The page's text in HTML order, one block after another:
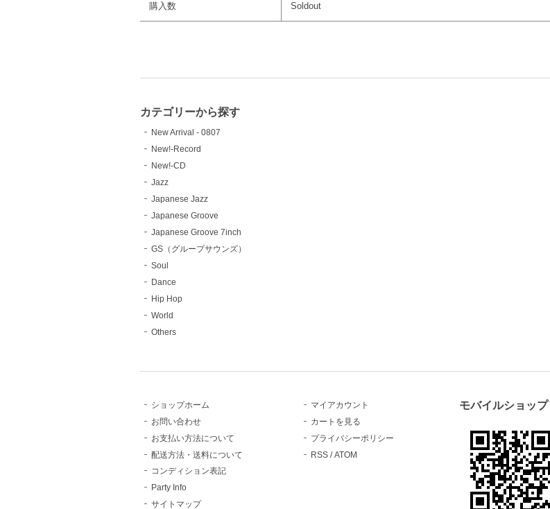
購入数 Soldout
カテゴリーから探す
New Arrival - 0807
New!-Record
New!-CD
Jazz
Japanese Jazz
Japanese Groove
Japanese Groove 7inch
GS（グループサウンズ）
Soul
Dance
Hip Hop
World
Others
ショップホーム
お問い合わせ
お支払い方法について
配送方法・送料について
コンディション表記
Party Info
サイトマップ
マイアカウント
カートを見る
プライバシーポリシー
RSS /ATOM
モバイルショップ